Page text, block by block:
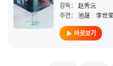
감독：
赵秀沅
주연：
池晟 / 李世
바로보기